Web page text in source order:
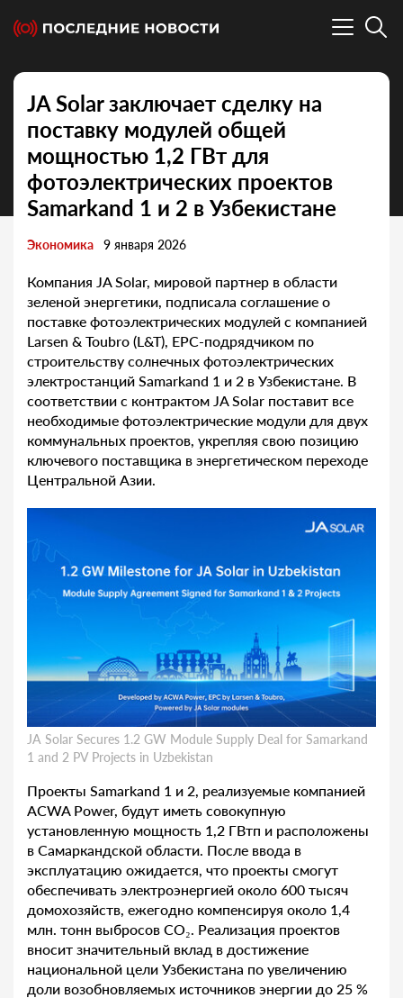
JA Solar заключает сделку на
поставку модулей общей
мощностью 1,2 ГВт для
фотоэлектрических проектов
Samarkand 1 и 2 в Узбекистане
Экономика 9 января 2026
Компания JA Solar, мировой партнер в области
зеленой энергетики, подписала соглашение о
поставке фотоэлектрических модулей с компанией
Larsen & Toubro (L&T), EPC-подрядчиком по
строительству солнечных фотоэлектрических
электростанций Samarkand 1 и 2 в Узбекистане. В
соответствии с контрактом JA Solar поставит все
необходимые фотоэлектрические модули для двух
коммунальных проектов, укрепляя свою позицию
ключевого поставщика в энергетическом переходе
Центральной Азии.
JA Solar Secures 1.2 GW Module Supply Deal for Samarkand
1 and 2 PV Projects in Uzbekistan
Проекты Samarkand 1 и 2, реализуемые компанией
ACWA Power, будут иметь совокупную
установленную мощность 1,2 ГВтп и расположены
в Самаркандской области. После ввода в
эксплуатацию ожидается, что проекты смогут
обеспечивать электроэнергией около 600 тысяч
домохозяйств, ежегодно компенсируя около 1,4
млн. тонн выбросов CO₂. Реализация проектов
вносит значительный вклад в достижение
национальной цели Узбекистана по увеличению
доли возобновляемых источников энергии до 25 %